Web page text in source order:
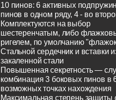
10 пинов: 6 активных
пинов в одном ряду, 4 - во
Комплектуются на выбор
шестеренчатым, либо
ригелем, по умолчанию
Стальной сердечник и вставки
закаленной стали
Повышенная секретность —
комбинация 3 боковых пинов в
возможных точках нахождения
Максимальная степень защиты